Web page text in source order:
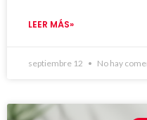
LEER MÁS»
septiembre 12 No hay